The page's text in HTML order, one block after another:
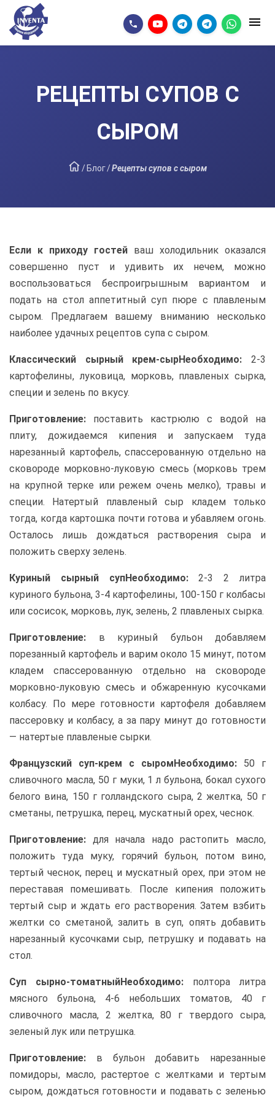
РЕЦЕПТЫ СУПОВ С
СЫРОМ
/ Блог/Рецепты супов с сыром
Если к приходу гостей ваш холодильник оказался
совершенно пуст и удивить их нечем, можно
воспользоваться беспроигрышным вариантом и
подать на стол аппетитный суп пюре с плавленым
сыром. Предлагаем вашему вниманию несколько
наиболее удачных рецептов супа с сыром.
Классический сырный крем-сырНеобходимо: 2-3
картофелины, луковица, морковь, плавленых сырка,
специи и зелень по вкусу.
Приготовление: поставить кастрюлю с водой на
плиту, дожидаемся кипения и запускаем туда
нарезанный картофель, спассерованную отдельно на
сковороде морковно-луковую смесь (морковь трем
на крупной терке или режем очень мелко), травы и
специи. Натертый плавленый сыр кладем только
тогда, когда картошка почти готова и убавляем огонь.
Осталось лишь дождаться растворения сыра и
положить сверху зелень.
Куриный сырный супНеобходимо:2-3 2 литра
куриного бульона, 3-4 картофелины, 100-150 г колбасы
или сосисок, морковь, лук, зелень, 2 плавленых сырка.
Приготовление: в куриный бульон добавляем
порезанный картофель и варим около 15 минут, потом
кладем спассерованную отдельно на сковороде
морковно-луковую смесь и обжаренную кусочками
колбасу. По мере готовности картофеля добавляем
пассеровку и колбасу, а за пару минут до готовности
— натертые плавленые сырки.
Французский суп-крем с сыромНеобходимо: 50 г
сливочного масла, 50 г муки, 1 л бульона, бокал сухого
белого вина, 150 г голландского сыра, 2 желтка, 50 г
сметаны, петрушка, перец, мускатный орех, чеснок.
Приготовление: для начала надо растопить масло,
положить туда муку, горячий бульон, потом вино,
тертый чеснок, перец и мускатный орех, при этом не
переставая помешивать. После кипения положить
тертый сыр и ждать его растворения. Затем взбить
желтки со сметаной, залить в суп, опять добавить
нарезанный кусочками сыр, петрушку и подавать на
стол.
Суп сырно-томатныйНеобходимо: полтора литра
мясного бульона, 4-6 небольших томатов, 40 г
сливочного масла, 2 желтка, 80 г твердого сыра,
зеленый лук или петрушка.
Приготовление: в бульон добавить нарезанные
помидоры, масло, растертое с желтками и тертым
сыром, дождаться готовности и подавать с зеленью